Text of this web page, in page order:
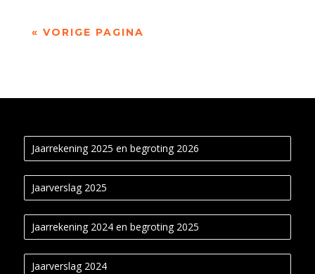
« VORIGE PAGINA
Jaarrekening 2025 en begroting 2026
Jaarverslag 2025
Jaarrekening 2024 en begroting 2025
Jaarverslag 2024